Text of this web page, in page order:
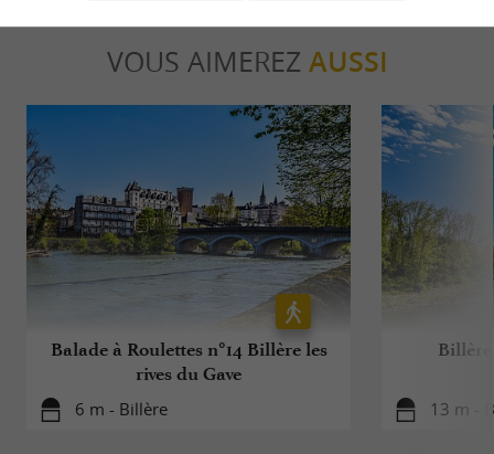
VOUS AIMEREZ AUSSI
Balade à Roulettes n°14 Billère les
rives du Gave
6 m - Billère
Billère
13 m -